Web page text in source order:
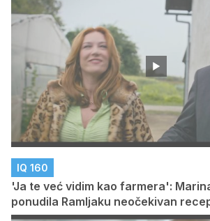
IQ 160
'Ja te već vidim kao farmera':
ponudila Ramljaku neočekivan